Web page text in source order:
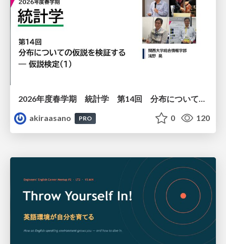
2026年度春学期 統計学 第14回 分布についての仮説を検証する ― 仮説検定（１） (2026. 7. 2)
akiraasano
PRO 0 120